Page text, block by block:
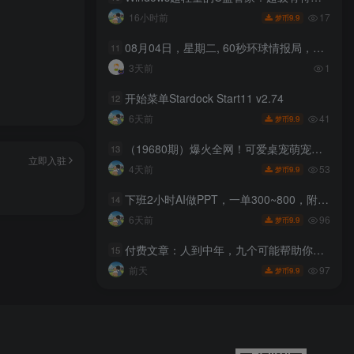
立即入驻
16小时前 梦币9.9 17
11 08月04日，星期二, 60秒环球情报局，天天带你吃瓜看世界！
3天前 1
12 开始菜单Stardock Start11 v2.74
6天前 梦币9.9 41
13 （19680期）爆火全网！可爱桌宠萌宠小工具来啦，附带超全皮肤，开源免费 Windows/Mac系统可用 BongoCat
4天前 梦币9.9 53
14 下班2小时AI做PPT，一单300~800，附接单资源，全职副业都行【揭秘】
6天前 梦币9.9 96
15 付费文章：人到中年，九个可能帮助你延长寿命的习惯
前天 梦币9.9 97